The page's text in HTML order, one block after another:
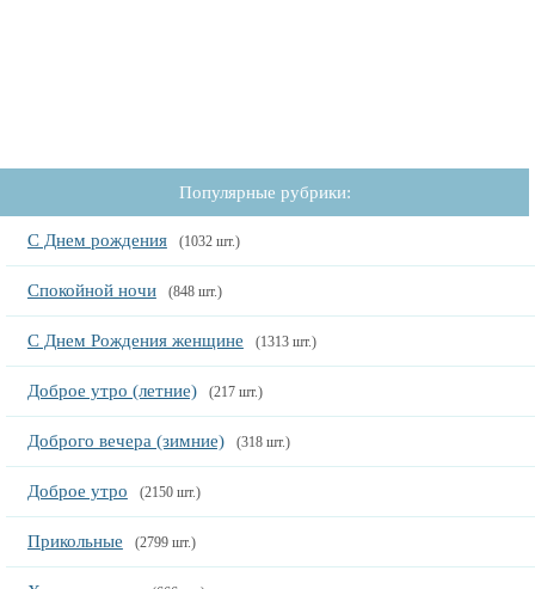
Популярные рубрики:
С Днем рождения (1032 шт.)
Спокойной ночи (848 шт.)
С Днем Рождения женщине (1313 шт.)
Доброе утро (летние) (217 шт.)
Доброго вечера (зимние) (318 шт.)
Доброе утро (2150 шт.)
Прикольные (2799 шт.)